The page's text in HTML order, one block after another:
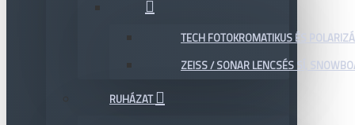
TECH FOTOKROMATIKUS ÉS
ZEISS / SONAR LENCSÉS SÍ,
RUHÁZAT